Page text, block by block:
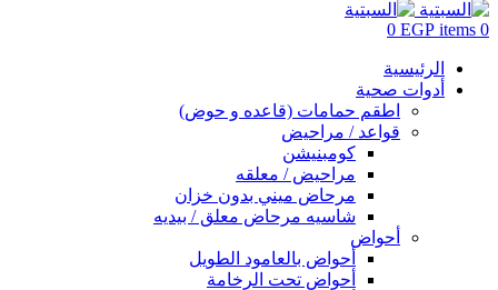
0
items
0 EGP
الرئيسية
أدوات صحية
اطقم حمامات (قاعده و حوض)
قواعد / مراحيض
كومبنيشن
مراحيض / معلقه
مرحاض ميني بدون خزان
شاسيه مرحاض معلق / بيديه
أحواض
أحواض بالعامود الطويل
أحواض تحت الرخامة